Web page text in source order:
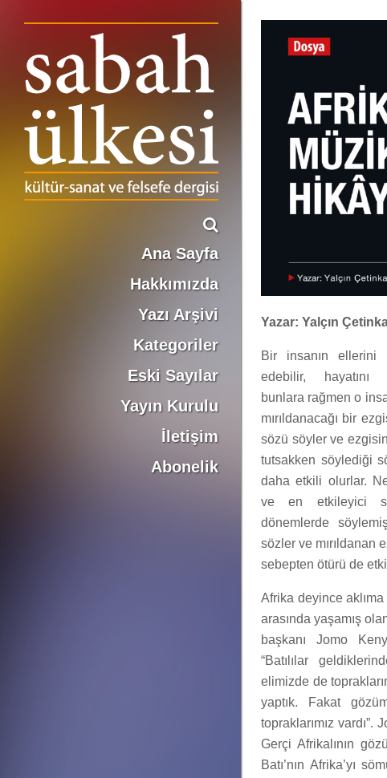
Ana Sayfa
Hakkımızda
Yazı Arşivi
Kategoriler
Eski Sayılar
Yayın Kurulu
İletişim
Abonelik
Yazar: Yalçın
Bir insanın ellerini
edebilir, hayatını
bunlara rağmen o
mırıldanacağı bir
sözü söyler ve
tutsakken söylediği
daha etkili olurlar.
ve en etkileyici
dönemlerde
sözler ve mırıldanan
sebepten ötürü de
Afrika deyince
arasında yaşamış
başkanı Jomo
“Batılılar
elimizde de
yaptık. Fakat
topraklarımız vardı”.
Gerçi Afrikalının
Batı’nın Afrika’yı